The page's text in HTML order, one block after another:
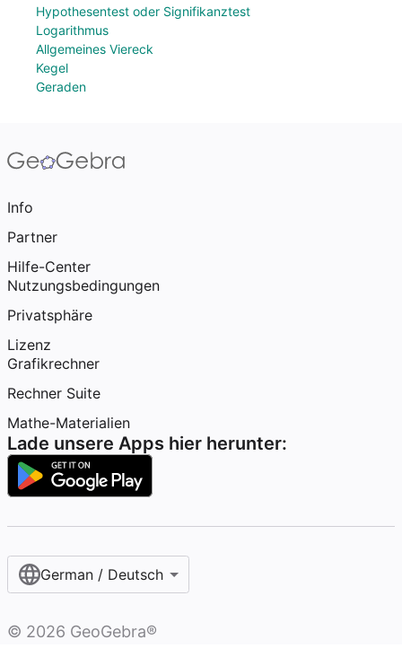
Hypothesentest oder Signifikanztest
Logarithmus
Allgemeines Viereck
Kegel
Geraden
Info
Partner
Hilfe-Center
Nutzungsbedingungen
Privatsphäre
Lizenz
Grafikrechner
Rechner Suite
Mathe-Materialien
Lade unsere Apps hier herunter:
German / Deutsch
© 2026 GeoGebra®